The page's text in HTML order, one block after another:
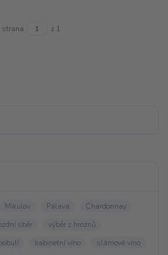
Mikulov Pálava
Chardonnay
sběr
výběr z hroznů
kabinetní víno
slámové víno
strana z 1